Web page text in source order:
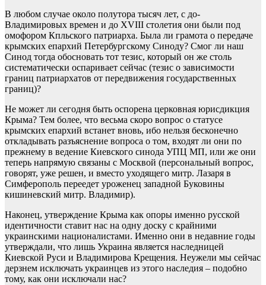
В любом случае около полутора тысяч лет, с до-
Владимировых времен и до XVIII столетия они были под
омофором Кпльского патриарха. Была ли грамота о передаче
крымских епархий Петербургскому Синоду? Смог ли наш
Синод тогда обосновать тот тезис, который он же столь
систематически оспаривает сейчас (тезис о зависимости
границ патриархатов от передвижения государственных
границ)?
Не может ли сегодня быть оспорена церковная юрисдикция
Крыма? Тем более, что весьма скоро вопрос о статусе
крымских епархий встанет вновь, ибо нельзя бесконечно
откладывать разъяснение вопроса о том, входят ли они по
прежнему в ведение Киевского синода УПЦ МП, или же они
теперь напрямую связаны с Москвой (персональный вопрос,
говорят, уже решен, и вместо уходящего митр. Лазаря в
Симферополь переедет уроженец западной Буковины
кишиневский митр. Владимир).
Наконец, утверждение Крыма как опоры именно русской
идентичности ставит нас на одну доску с крайними
украинскими националистами. Именно они в недавние годы
утверждали, что лишь Украина является наследницей
Киевской Руси и Владимирова Крещения. Неужели мы сейчас
дерзнем исключать украинцев из этого наследия – подобно
тому, как они исключали нас?